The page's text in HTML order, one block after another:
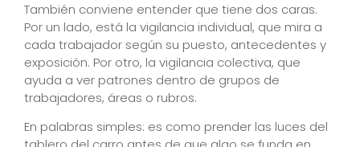
También conviene entender que tiene dos caras.
Por un lado, está la vigilancia individual, que mira a
cada trabajador según su puesto, antecedentes y
exposición. Por otro, la vigilancia colectiva, que
ayuda a ver patrones dentro de grupos de
trabajadores, áreas o rubros.
En palabras simples: es como prender las luces del